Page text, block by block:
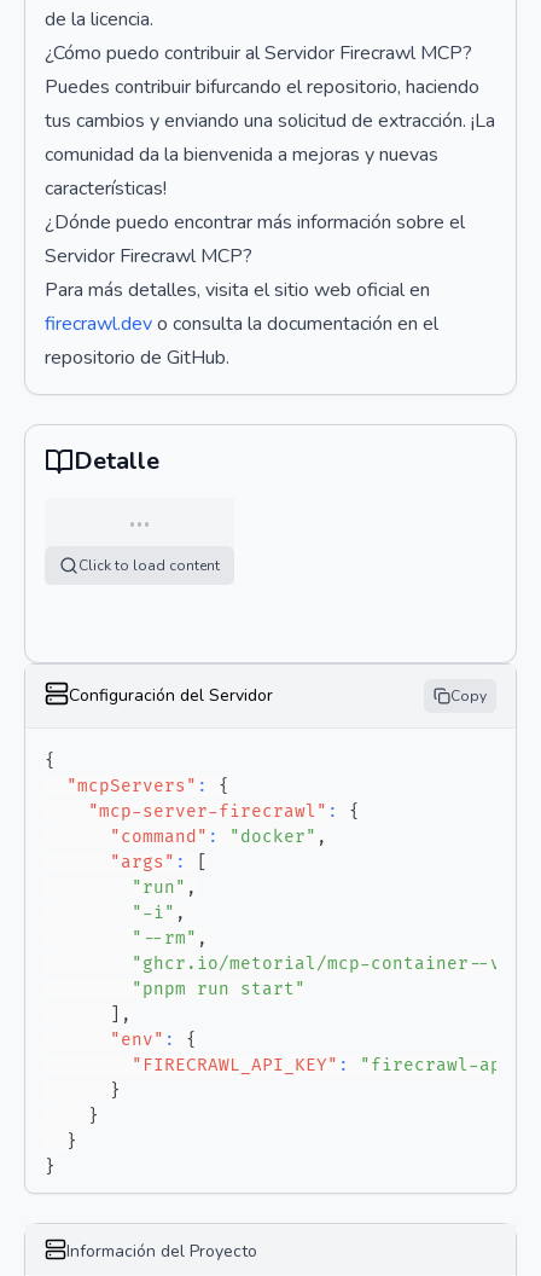
de la licencia.
¿Cómo puedo contribuir al Servidor Firecrawl MCP?
Puedes contribuir bifurcando el repositorio, haciendo
tus cambios y enviando una solicitud de extracción. ¡La
comunidad da la bienvenida a mejoras y nuevas
características!
¿Dónde puedo encontrar más información sobre el
Servidor Firecrawl MCP?
Para más detalles, visita el sitio web oficial en
firecrawl.devo consulta la documentación en el
repositorio de GitHub.
Detalle
…
Click to load content
Configuración del Servidor Copy
{
"mcpServers" :
{
"mcp-server-firecrawl" :
{
"command" : "docker" ,
"args" :
"run" ,
"-i" ,
"--rm" ,
"ghcr.io/metorial/mcp-container--
"pnpm run start"
,
"env" :
{
"FIRECRAWL_API_KEY" :
"firecrawl-api-
}
}
}
}
Información del Proyecto